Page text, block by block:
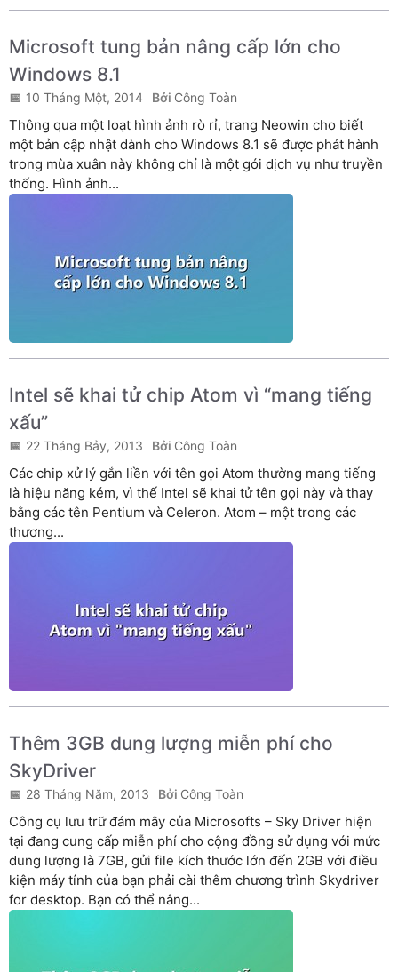
Microsoft tung bản nâng cấp lớn cho
Windows 8.1
10 Tháng Một, 2014 Công Toàn
Thông qua một loạt hình ảnh rò rỉ, trang Neowin cho biết
một bản cập nhật dành cho Windows 8.1 sẽ được phát hành
trong mùa xuân này không chỉ là một gói dịch vụ như truyền
thống. Hình ảnh...
Intel sẽ khai tử chip Atom vì “mang tiếng
xấu”
22 Tháng Bảy, 2013 Công Toàn
Các chip xử lý gắn liền với tên gọi Atom thường mang tiếng
là hiệu năng kém, vì thế Intel sẽ khai tử tên gọi này và thay
bằng các tên Pentium và Celeron. Atom – một trong các
thương...
Thêm 3GB dung lượng miễn phí cho
SkyDriver
28 Tháng Năm, 2013 Công Toàn
Công cụ lưu trữ đám mây của Microsofts – Sky Driver hiện
tại đang cung cấp miễn phí cho cộng đồng sử dụng với mức
dung lượng là 7GB, gửi file kích thước lớn đến 2GB với điều
kiện máy tính của bạn phải cài thêm chương trình Skydriver
for desktop. Bạn có thể nâng...